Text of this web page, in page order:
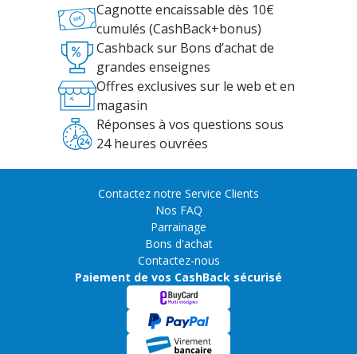
Cagnotte encaissable dès 10€
cumulés (CashBack+bonus)
Cashback sur Bons d’achat de
grandes enseignes
Offres exclusives sur le web et en
magasin
Réponses à vos questions sous
24 heures ouvrées
Contactez notre Service Clients
Nos FAQ
Parrainage
Bons d'achat
Contactez-nous
Paiement de vos CashBack sécurisé